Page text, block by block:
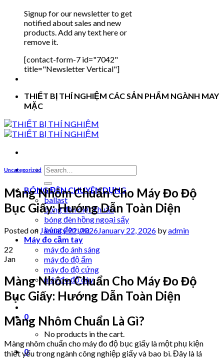
Signup for our newsletter to get
notified about sales and new
products. Add any text here or
remove it.
[contact-form-7 id="7042"
title="Newsletter Vertical"]
THIẾT BỊ THÍ NGHIỆM CÁC SẢN PHẨM NGÀNH MAY
MẶC
Search
for:
BÓNG ĐÈN CHUYÊN DỤNG
ballast
bóng đèn diệt khuẩn
bóng đèn hồng ngoại sấy
bóng đèn uva
Máy đo cầm tay
máy đo ánh sáng
máy đo độ ẩm
máy đo độ cứng
máy đo độ dày
0
No products in the cart.
0
Uncategorized
Màng Nhôm Chuẩn Cho Máy Đo Độ
Bục Giấy: Hướng Dẫn Toàn Diện
Posted on January 22, 2026January 22, 2026 byadmin
22
Jan
Màng Nhôm Chuẩn Cho Máy Đo Độ
Bục Giấy: Hướng Dẫn Toàn Diện
Màng Nhôm Chuẩn Là Gì?
Màng nhôm chuẩn cho máy đo độ bục giấy là một phụ kiện
thiết yếu trong ngành công nghiệp giấy và bao bì. Đây là lá